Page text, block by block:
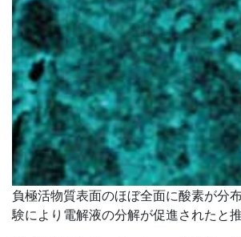
負極活物質表面のほぼ全面に酸素が分
験により電解液の分解が促進されたと推